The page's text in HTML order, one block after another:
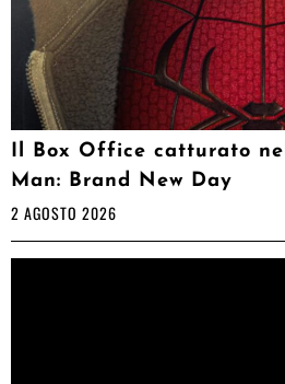
Il Box Office catturato
Man: Brand New Day
2 AGOSTO 2026